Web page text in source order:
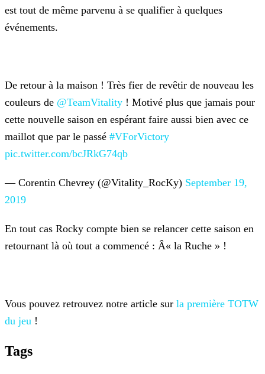
est tout de même parvenu à se qualifier à quelques
événements.
De retour à la maison ! Très fier de revêtir de nouveau les
couleurs de @TeamVitality ! Motivé plus que jamais pour
cette nouvelle saison en espérant faire aussi bien avec ce
maillot que par le passé #VForVictory
pic.twitter.com/bcJRkG74qb
— Corentin Chevrey (@Vitality_RocKy) September 19,
2019
En tout cas Rocky compte bien se relancer cette saison en
retournant là où tout a commencé : Â« la Ruche » !
Vous pouvez retrouvez notre article sur la première TOTW
du jeu !
Tags